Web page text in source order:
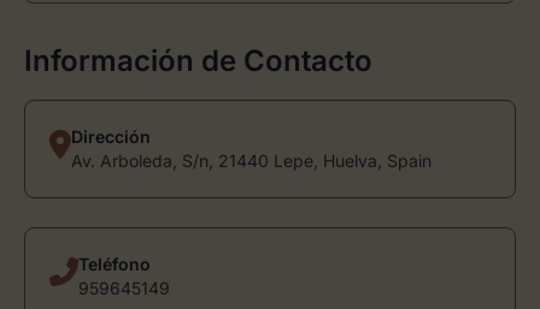
Información de Contacto
Dirección
Av. Arboleda, S/n, 21440 Lepe, Huelva, Spain
Teléfono
959645149